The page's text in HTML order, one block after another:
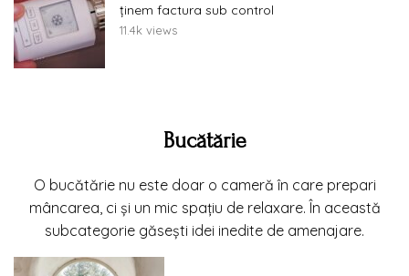
ținem factura sub control
11.4k views
Bucătărie
O bucătărie nu este doar o cameră în care prepari
mâncarea, ci și un mic spațiu de relaxare. În această
subcategorie găsești idei inedite de amenajare.